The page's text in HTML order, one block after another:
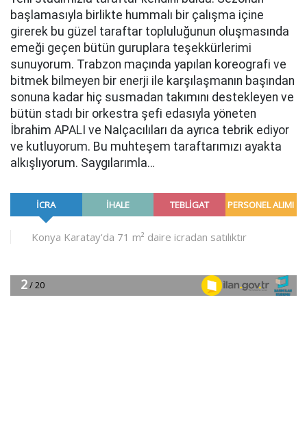
başlamasıyla birlikte hummalı bir çalışma içine
girerek bu güzel taraftar topluluğunun oluşmasında
emeği geçen bütün guruplara teşekkürlerimi
sunuyorum. Trabzon maçında yapılan koreografi ve
bitmek bilmeyen bir enerji ile karşılaşmanın başından
sonuna kadar hiç susmadan takımını destekleyen ve
bütün stadı bir orkestra şefi edasıyla yöneten
İbrahim APALI ve Nalçacılıları da ayrıca tebrik ediyor
ve kutluyorum. Bu muhteşem taraftarımızı ayakta
alkışlıyorum. Saygılarımla…